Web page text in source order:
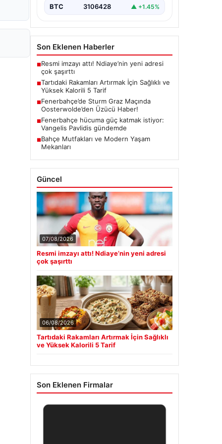
BTC 3106428 ▲ +1.45%
Son Eklenen Haberler
■Resmi imzayı attı! Ndiaye’nin yeni adresi
çok şaşırttı
■Tartıdaki Rakamları Artırmak İçin Sağlıklı ve
Yüksek Kalorili 5 Tarif
■Fenerbahçe’de Sturm Graz Maçında
Oosterwolde’den Üzücü Haber!
■Fenerbahçe hücuma güç katmak istiyor:
Vangelis Pavlidis gündemde
■Bahçe Mutfakları ve Modern Yaşam
Mekanları
Güncel
07/08/2026
Resmi imzayı attı! Ndiaye’nin yeni adresi
çok şaşırttı
06/08/2026
Tartıdaki Rakamları Artırmak İçin Sağlıklı
ve Yüksek Kalorili 5 Tarif
Son Eklenen Firmalar